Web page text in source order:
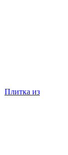
Плитка из